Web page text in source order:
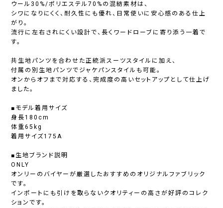
ウール30%/ポリエステル70%の混紡素材は、
シワになりにくく、耐久性にも優れ、日常使いに安心感のある仕上
がり。
流行に左右されにくい設計で、長くワードローブに寄り添う一着で
す。
共生地パンツを合わせた正統派スーツスタイルに加え、
付属の別生地パンツでジャケパンスタイルも可能。
オンからオフまで対応する、完成度の高いセットアップとして仕上げ
ました。
■モデル着用サイズ
身長180cm
体重65kg
着用サイズ175A
■生地ブランド説明
ONLY
オンリーのバイヤーが厳選したおすすめのオリジナルファブリック
です。
インポートにも引けを取らないクオリティーの高さが好評のコレク
ションです。